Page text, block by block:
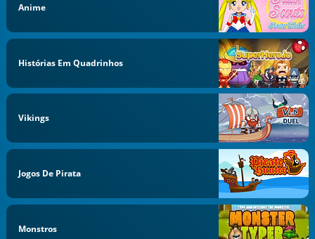
Anime
Histórias Em Quadrinhos
Vikings
Jogos De Pirata
Monstros